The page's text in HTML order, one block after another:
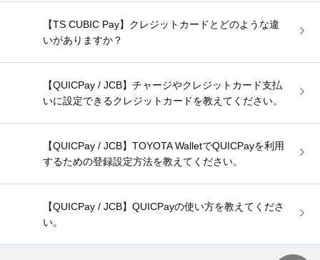
【TS CUBIC Pay】クレジットカードとどのような違
いがありますか？
【QUICPay / JCB】チャージやクレジットカード支払
いに設定できるクレジットカードを教えてください。
【QUICPay / JCB】TOYOTA WalletでQUICPayを利用
するための登録設定方法を教えてください。
【QUICPay / JCB】QUICPayの使い方を教えてくださ
い。